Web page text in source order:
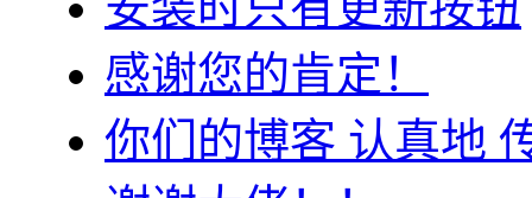
感谢您的肯定！
你们的博客 认真地